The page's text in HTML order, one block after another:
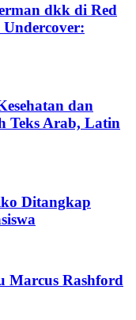
dkk di Red
dan
Teks Arab, Latin
Ditangkap
Marcus Rashford